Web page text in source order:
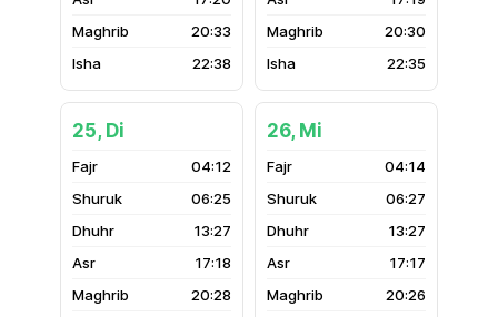
20:33
22:38
20:30
22:35
25, Di
04:12
06:25
13:27
17:18
20:28
26, Mi
04:14
06:27
13:27
17:17
20:26